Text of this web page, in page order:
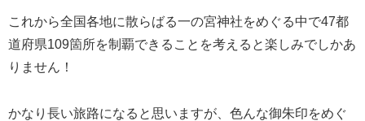
これから全国各地に散らばる一の宮神社をめぐる中で47都
道府県109箇所を制覇できることを考えると楽しみでしかあ
りません！
かなり長い旅路になると思いますが、色んな御朱印をめぐ